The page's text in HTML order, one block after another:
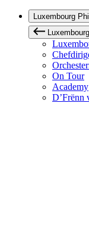
Luxembourg
On Tour
Academy
D’Frënn